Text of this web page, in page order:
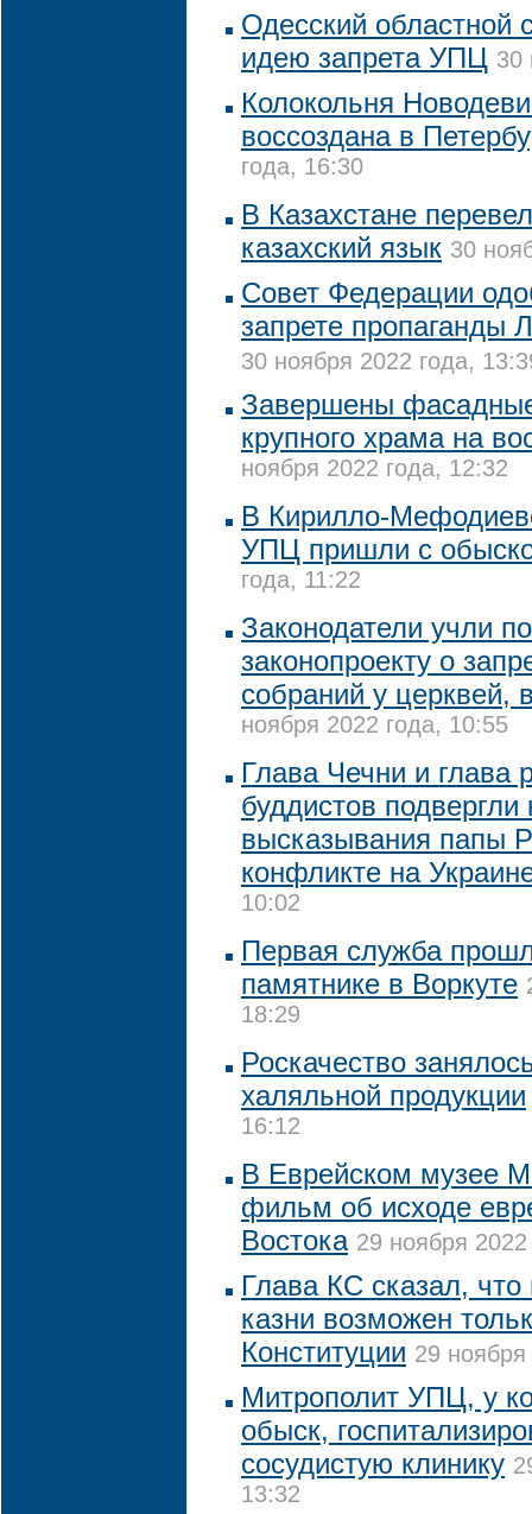
Одесский областной
идею запрета УПЦ 30
Колокольня
воссоздана в
года, 16:30
В Казахстане
казахский язык 30
Совет Федерации
запрете пропаганды
30 ноября 2022 года,
Завершены
крупного храма на
ноября 2022 года, 12:32
В Кирилло-
УПЦ пришли с
года, 11:22
Законодатели учли
законопроекту о
собраний у церквей,
ноября 2022 года, 10:55
Глава Чечни и глава
буддистов подвергли
высказывания папы
конфликте на
10:02
Первая служба
памятнике в Воркуте
18:29
Роскачество
халяльной продукции
16:12
В Еврейском музее
фильм об исходе
Востока 29 ноября
Глава КС сказал, что
казни возможен
Конституции 29
Митрополит УПЦ, у
обыск,
сосудистую клинику
13:32